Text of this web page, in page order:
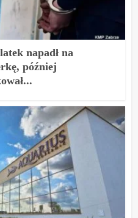
napadł na
później